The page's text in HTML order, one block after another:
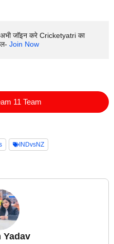
अभी जॉइन करे Cricketyatri का
Join Now
11 Team
INDvsNZ
Yadav